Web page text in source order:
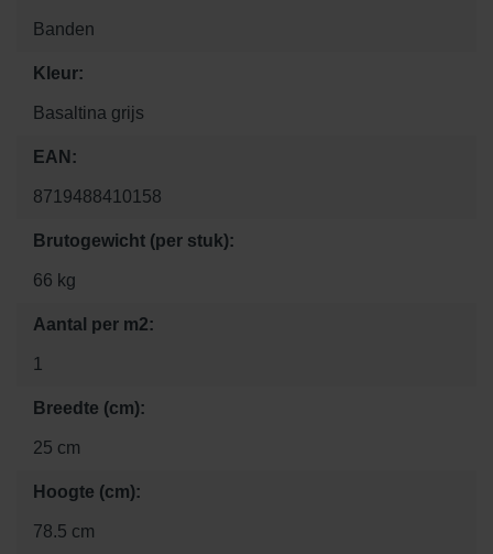
Banden
Kleur:
Basaltina grijs
EAN:
8719488410158
Brutogewicht (per stuk):
66 kg
Aantal per m2:
1
Breedte (cm):
25 cm
Hoogte (cm):
78.5 cm